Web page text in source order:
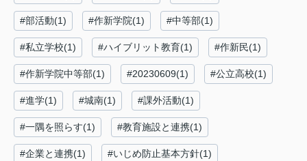
#部活動(1) #作新学院(1) #中等部(1)
#私立学校(1) #ハイブリット教育(1) #作新民(1)
#作新学院中等部(1) #20230609(1) #公立高校(1)
#進学(1) #城南(1) #課外活動(1)
#一隅を照らす(1) #教育施設と連携(1)
#企業と連携(1) #いじめ防止基本方針(1)